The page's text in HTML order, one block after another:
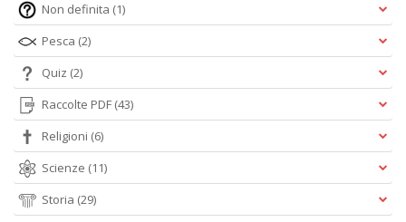
Non definita (1)
Pesca (2)
Quiz (2)
Raccolte PDF (43)
Religioni (6)
Scienze (11)
Storia (29)